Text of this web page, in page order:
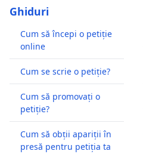
Ghiduri
Cum să începi o petiție
online
Cum se scrie o petiție?
Cum să promovați o
petiție?
Cum să obții apariții în
presă pentru petiția ta